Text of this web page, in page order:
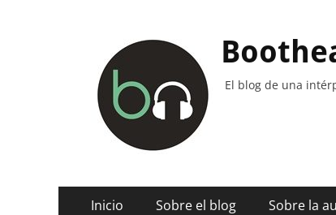
El blog de una
Menú
Saltar
Inicio Sobre el blog Sobre la